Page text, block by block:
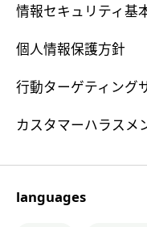
情報セキュリティ基
個人情報保護方針
行動ターゲティング
カスタマーハラスメ
languages